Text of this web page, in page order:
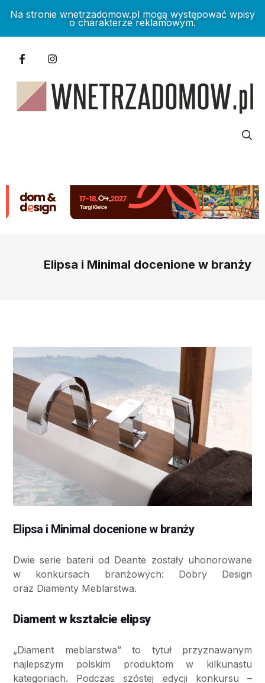
Na stronie wnetrzadomow.pl mogą występować wpisy
o charakterze reklamowym.
Elipsa i Minimal docenione w branży
Elipsa i Minimal docenione w branży
Dwie serie baterii od Deante zostały uhonorowane
w konkursach branżowych: Dobry Design
oraz Diamenty Meblarstwa.
Diament w kształcie elipsy
„Diament meblarstwa” to tytuł przyznawanym
najlepszym polskim produktom w kilkunastu
kategoriach. Podczas szóstej edycji konkursu –